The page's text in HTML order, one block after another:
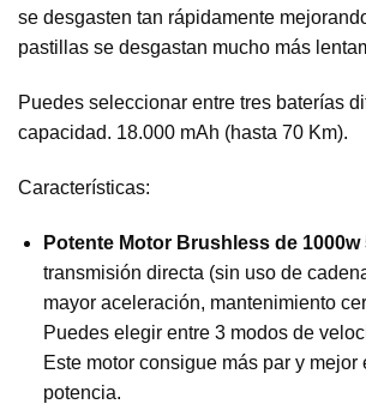
se desgasten tan rápidamente
pastillas se desgastan mucho más
Puedes seleccionar entre tres baterías
capacidad. 18.000 mAh (hasta 70 Km).
Características:
Potente Motor Brushless de 1000w
transmisión directa (sin uso de
mayor aceleración, mantenimiento
Puedes elegir entre 3 modos de
Este motor consigue más par y mejor
potencia.